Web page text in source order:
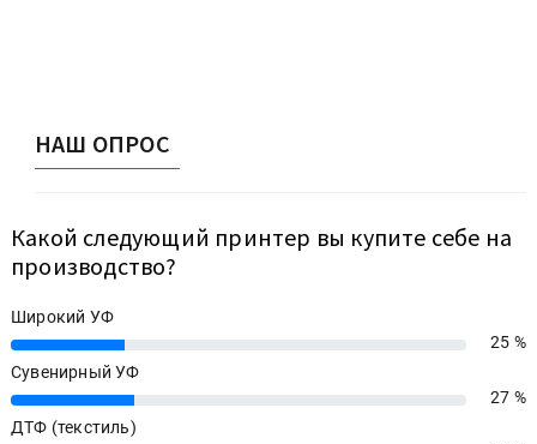
НАШ ОПРОС
Какой следующий принтер вы купите себе на
производство?
Широкий УФ
25%
25 %
Сувенирный УФ
27%
27 %
ДТФ (текстиль)